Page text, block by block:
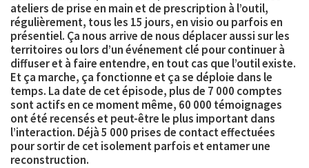
ateliers de prise en main et de prescription à l’outil,
régulièrement, tous les 15 jours, en visio ou parfois en
présentiel. Ça nous arrive de nous déplacer aussi sur les
territoires ou lors d’un événement clé pour continuer à
diffuser et à faire entendre, en tout cas que l’outil existe.
Et ça marche, ça fonctionne et ça se déploie dans le
temps. La date de cet épisode, plus de 7 000 comptes
sont actifs en ce moment même, 60 000 témoignages
ont été recensés et peut-être le plus important dans
l’interaction. Déjà 5 000 prises de contact effectuées
pour sortir de cet isolement parfois et entamer une
reconstruction.